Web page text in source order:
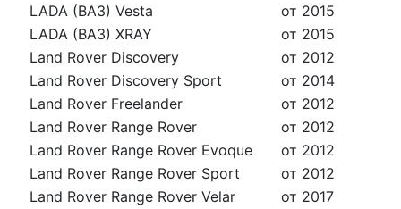
LADA (ВАЗ) Vesta
от 2015
LADA (ВАЗ) XRAY
от 2015
Land Rover Discovery
от 2012
Land Rover Discovery Sport
от 2014
Land Rover Freelander
от 2012
Land Rover Range Rover
от 2012
Land Rover Range Rover Evoque
от 2012
Land Rover Range Rover Sport
от 2012
Land Rover Range Rover Velar
от 2017